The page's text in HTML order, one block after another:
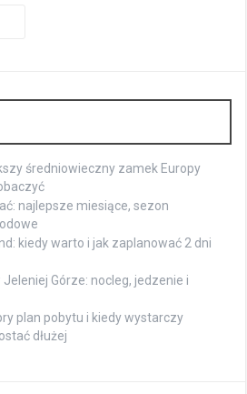
średniowieczny zamek Europy
najlepsze miesiące, sezon
kiedy warto i jak zaplanować 2 dni
Jeleniej Górze: nocleg, jedzenie i
plan pobytu i kiedy wystarczy
dłużej